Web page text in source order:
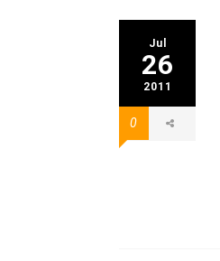
Jul
26
2011
0